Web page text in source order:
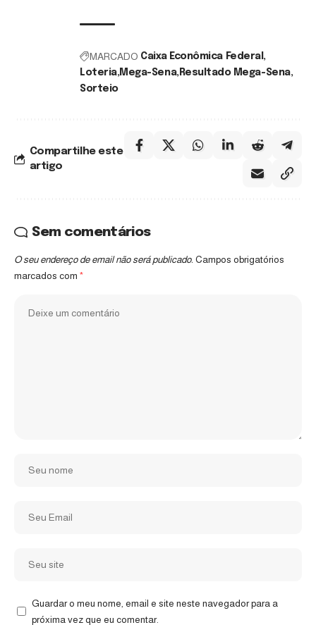
MARCADO Caixa Econômica Federal
Loteria Mega-Sena Resultado Mega-Sena
Sorteio
Compartilhe este
artigo
Sem comentários
O seu endereço de email não será publicado. Campos obrigatórios
marcados com *
Guardar o meu nome, email e site neste navegador para a
próxima vez que eu comentar.